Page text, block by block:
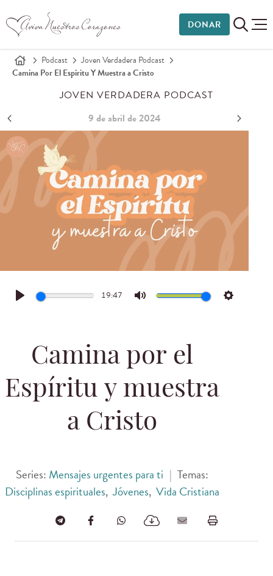
DONAR
Podcast
Joven Verdadera Podcast
Camina Por El Espíritu Y Muestra a Cristo
JOVEN VERDADERA PODCAST
9 de abril de 2024
Play
19:47
Mute Settings
Camina por el
Espíritu y muestra
a Cristo
Series: Mensajes urgentes para ti | Temas:
Disciplinas espirituales,Jóvenes, Vida Cristiana